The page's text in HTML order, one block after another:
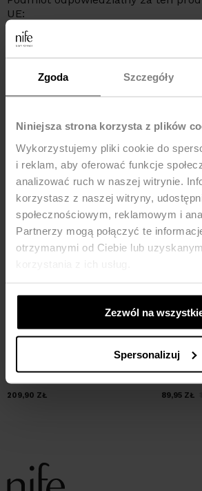
Zgoda Szczegóły
Niniejsza strona korzysta z plików
Wykorzystujemy pliki cookie do
i reklam, aby oferować funkcje
analizować ruch w naszej witrynie.
korzystasz z naszej witryny,
społecznościowym, reklamowym i
Partnerzy mogą połączyć te
otrzymanymi od Ciebie lub
Zezwól na
Spersonalizuj
UE:
NIFE Sp. z o o., ul. Lipowa 22/24,
kraj: Polska, telefon: +48 535 123
sklep@nife.pl
209,90 ZŁ 89,95 ZŁ